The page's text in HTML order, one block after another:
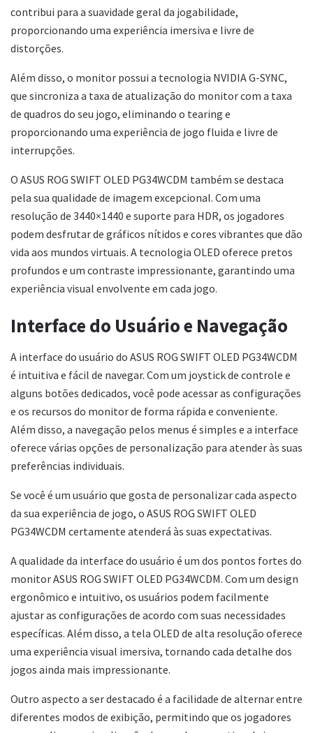
contribui para a suavidade geral da jogabilidade,
proporcionando uma experiência imersiva e livre de
distorções.
Além disso, o monitor possui a tecnologia NVIDIA G-SYNC,
que sincroniza a taxa de atualização do monitor com a taxa
de quadros do seu jogo, eliminando o tearing e
proporcionando uma experiência de jogo fluida e livre de
interrupções.
O ASUS ROG SWIFT OLED PG34WCDM também se destaca
pela sua qualidade de imagem excepcional. Com uma
resolução de 3440×1440 e suporte para HDR, os jogadores
podem desfrutar de gráficos nítidos e cores vibrantes que dão
vida aos mundos virtuais. A tecnologia OLED oferece pretos
profundos e um contraste impressionante, garantindo uma
experiência visual envolvente em cada jogo.
Interface do Usuário e Navegação
A interface do usuário do ASUS ROG SWIFT OLED PG34WCDM
é intuitiva e fácil de navegar. Com um joystick de controle e
alguns botões dedicados, você pode acessar as configurações
e os recursos do monitor de forma rápida e conveniente.
Além disso, a navegação pelos menus é simples e a interface
oferece várias opções de personalização para atender às suas
preferências individuais.
Se você é um usuário que gosta de personalizar cada aspecto
da sua experiência de jogo, o ASUS ROG SWIFT OLED
PG34WCDM certamente atenderá às suas expectativas.
A qualidade da interface do usuário é um dos pontos fortes do
monitor ASUS ROG SWIFT OLED PG34WCDM. Com um design
ergonômico e intuitivo, os usuários podem facilmente
ajustar as configurações de acordo com suas necessidades
específicas. Além disso, a tela OLED de alta resolução oferece
uma experiência visual imersiva, tornando cada detalhe dos
jogos ainda mais impressionante.
Outro aspecto a ser destacado é a facilidade de alternar entre
diferentes modos de exibição, permitindo que os jogadores